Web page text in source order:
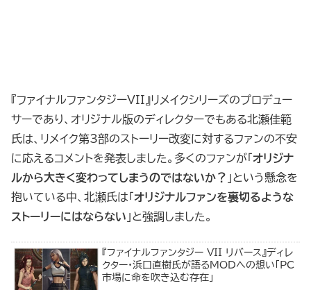
『ファイナルファンタジーVII』リメイクシリーズのプロデュー
サーであり、オリジナル版のディレクターでもある北瀬佳範
氏は、リメイク第3部のストーリー改変に対するファンの不安
に応えるコメントを発表しました。多くのファンが「 オリジナ
ルから大きく変わってしまうのではないか？ 」という懸念を
抱いている中、北瀬氏は「 オリジナルファンを裏切るような
ストーリーにはならない 」と強調しました。
『ファイナルファンタジー VII リバース』ディレ
クター・浜口直樹氏が語るMODへの想い「PC
市場に命を吹き込む存在」